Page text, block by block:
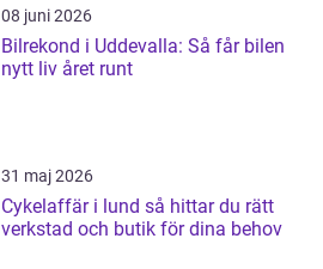
08 juni 2026
Bilrekond i Uddevalla: Så får bilen
nytt liv året runt
31 maj 2026
Cykelaffär i lund så hittar du rätt
verkstad och butik för dina behov